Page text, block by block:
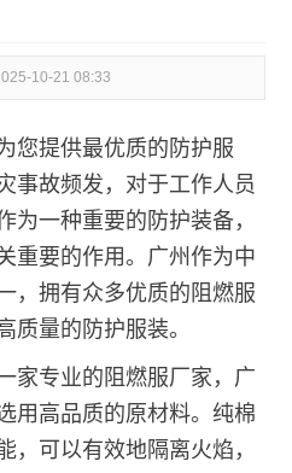
10-21 08:33
您提供最优质的防护服
事故频发，对于工作人员
为一种重要的防护装备，
重要的作用。广州作为中
，拥有众多优质的阻燃服
质量的防护服装。
家专业的阻燃服厂家，广
用高品质的原材料。纯棉
，可以有效地隔离火焰，